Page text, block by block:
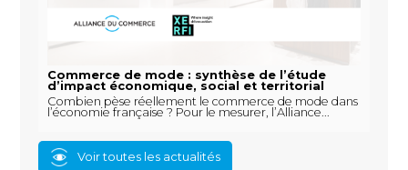
Commerce de mode : synthèse de l’étude
d’impact économique, social et territorial
Combien pèse réellement le commerce de mode dans
l’économie française ? Pour le mesurer, l’Alliance...
Voir toutes les actualités